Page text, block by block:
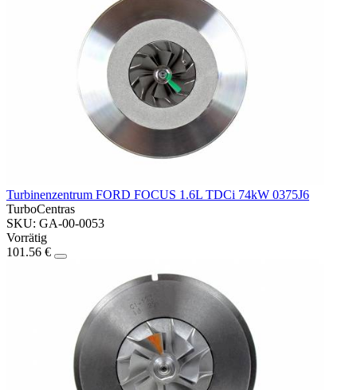
Turbinenzentrum FORD FOCUS 1.6L TDCi 74kW 0375J6
TurboCentras
SKU: GA-00-0053
Vorrätig
101.56 €